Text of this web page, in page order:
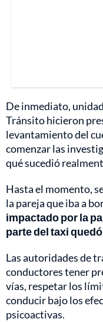
De inmediato,
Tránsito hicieron
levantamiento del
comenzar las
qué sucedió
Hasta el momento,
la pareja que iba a
impactado por la
parte del taxi
Las autoridades de
conductores tener
vías, respetar los
conducir bajo los
psicoactivas.